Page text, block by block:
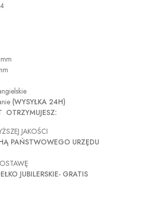
(WYSYŁKA 24H)
OTRZYMUJESZ:
JAKOŚCI
PAŃSTWOWEGO URZĘDU
JUBILERSKIE- GRATIS